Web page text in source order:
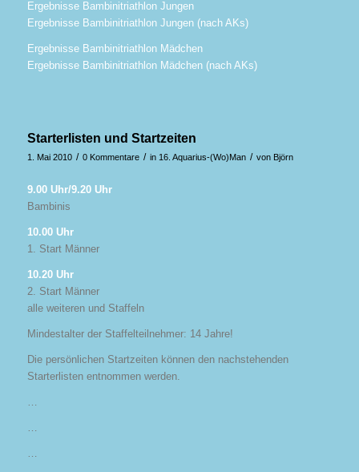
Ergebnisse Bambinitriathlon Jungen
Ergebnisse Bambinitriathlon Jungen (nach AKs)
Ergebnisse Bambinitriathlon Mädchen
Ergebnisse Bambinitriathlon Mädchen (nach AKs)
Starterlisten und Startzeiten
1. Mai 2010 / 0 Kommentare / in 16. Aquarius-(Wo)Man / von Björn
9.00 Uhr/9.20 Uhr
Bambinis
10.00 Uhr
1. Start Männer
10.20 Uhr
2. Start Männer
alle weiteren und Staffeln
Mindestalter der Staffelteilnehmer: 14 Jahre!
Die persönlichen Startzeiten können den nachstehenden
Starterlisten entnommen werden.